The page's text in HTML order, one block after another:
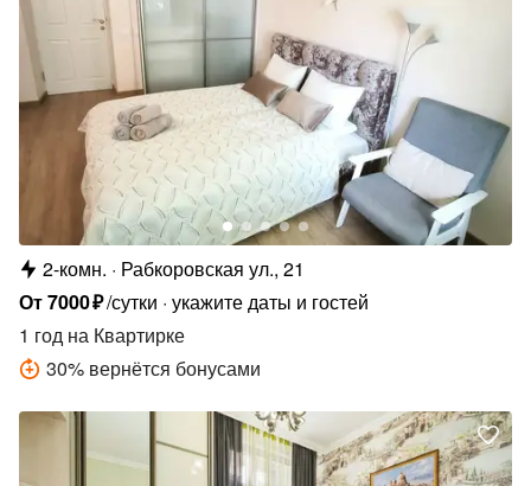
2-комн.
Рабкоровская ул., 21
От7000₽/сутки укажите даты и гостей
1 год на Квартирке
30% вернётся бонусами